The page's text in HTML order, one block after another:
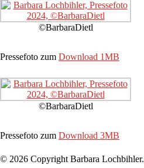
©BarbaraDietl
Pressefoto zum Download 1MB
©BarbaraDietl
Pressefoto zum Download 3MB
© 2026 Copyright Barbara Lochbihler.